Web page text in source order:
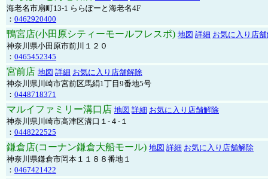
海老名市扇町13-1 ららぽーと海老名4F
： 0462920400
鴨宮店(小田原シティーモールフレスポ) 地図 詳細 お気に入り店
神奈川県小田原市前川１２０
： 0465452345
宮前店 地図 詳細 お気に入り店舗解除
神奈川県川崎市宮前区馬絹1丁目9番地5号
： 0448718371
マルイファミリー溝口店 地図 詳細 お気に入り店舗解除
神奈川県川崎市高津区溝口１-４-１
： 0448222525
鎌倉店(コーナン鎌倉大船モール) 地図 詳細 お気に入り店舗解除
神奈川県鎌倉市岡本１１８８番地１
： 0467421422